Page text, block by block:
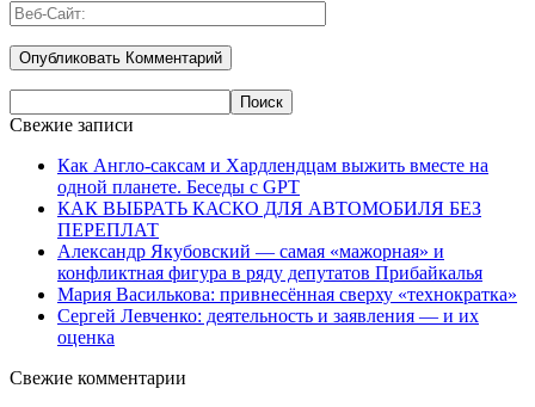
Свежие записи
Как Англо-саксам и Хардлендцам выжить вместе на
одной планете. Беседы с GPT
КАК ВЫБРАТЬ КАСКО ДЛЯ АВТОМОБИЛЯ БЕЗ
ПЕРЕПЛАТ
Александр Якубовский — самая «мажорная» и
конфликтная фигура в ряду депутатов Прибайкалья
Мария Василькова: привнесённая сверху «технократка»
Сергей Левченко: деятельность и заявления — и их
оценка
Свежие комментарии